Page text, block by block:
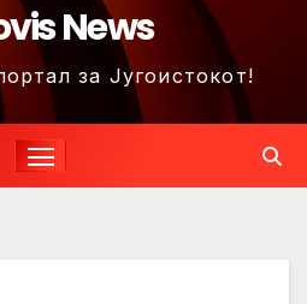
News
за Југоистокот!